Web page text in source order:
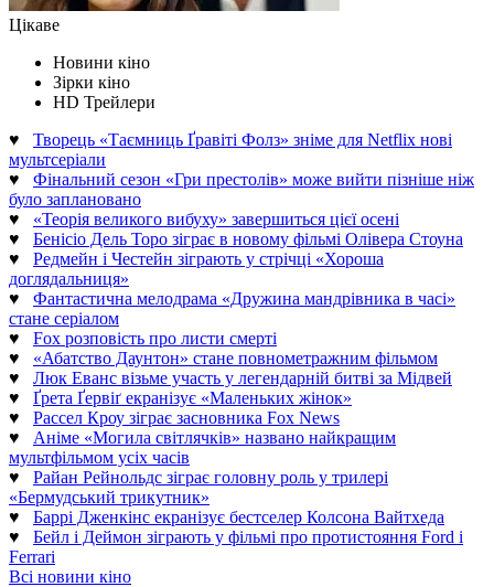
Цікаве
Новини кіно
Зірки кіно
HD Трейлери
♥ Творець «Таємниць Ґравіті Фолз» зніме для Netflix нові
мультсеріали
♥ Фінальний сезон «Гри престолів» може вийти пізніше ніж
було заплановано
♥ «Теорія великого вибуху» завершиться цієї осені
♥ Бенісіо Дель Торо зіграє в новому фільмі Олівера Стоуна
♥ Редмейн і Честейн зіграють у стрічці «Хороша
доглядальниця»
♥ Фантастична мелодрама «Дружина мандрівника в часі»
стане серіалом
♥ Fox розповість про листи смерті
♥ «Абатство Даунтон» стане повнометражним фільмом
♥ Люк Еванс візьме участь у легендарній битві за Мідвей
♥ Ґрета Ґервіґ екранізує «Маленьких жінок»
♥ Рассел Кроу зіграє засновника Fox News
♥ Аніме «Могила світлячків» названо найкращим
мультфільмом усіх часів
♥ Райан Рейнольдс зіграє головну роль у трилері
«Бермудський трикутник»
♥ Баррі Дженкінс екранізує бестселер Колсона Вайтхеда
♥ Бейл і Деймон зіграють у фільмі про протистояння Ford і
Ferrari
Всі новини кіно